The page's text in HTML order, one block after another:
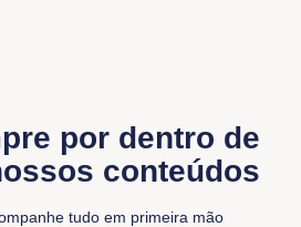
por dentro de
conteúdos
tudo em primeira mão